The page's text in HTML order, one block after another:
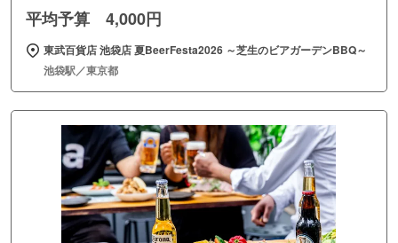
平均予算 4,000円
東武百貨店 池袋店 夏BeerFesta2026 ～芝生のビアガーデンBBQ～
池袋駅／東京都